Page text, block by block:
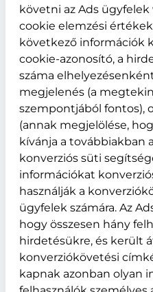
követni az Ads
cookie elemzési
következő információk
cookie-azonosító, a
száma
megjelenés (a
szempontjából fontos),
(annak megjelölése,
kívánja a továbbiakban
konverziós süti
információkat
használják a
ügyfelek számára. Az
hogy összesen hány
hirdetésükre, és került
konverziókövetési
kapnak azonban olyan